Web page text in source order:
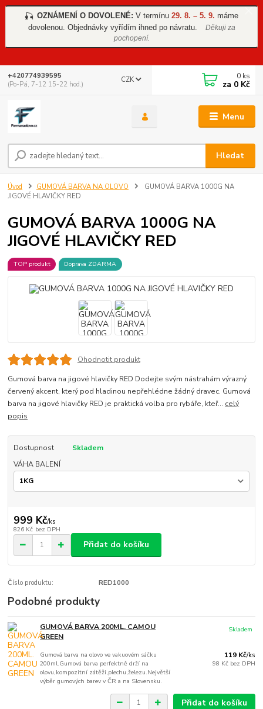
🎣 OZNÁMENÍ O DOVOLENÉ: V termínu 29. 8. – 5. 9. máme
dovolenou. Objednávky vyřídím ihned po návratu.
Děkuji za
pochopení.
Menu
CZK
Hledat
+420774939595
(Po-Pá, 7-12 15-22 hod.)
0 ks
za 0 Kč
Úvod GUMOVÁ BARVA NA OLOVO
GUMOVÁ BARVA 1000G NA
JIGOVÉ HLAVIČKY RED
GUMOVÁ BARVA 1000G NA
JIGOVÉ HLAVIČKY RED
TOP produkt Doprava ZDARMA
Ohodnotit produkt
Gumová barva na jigové hlavičky RED Dodejte svým nástrahám výrazný
červený akcent, který pod hladinou nepřehlédne žádný dravec. Gumová
barva na jigové hlavičky RED je praktická volba pro rybáře, kteř... celý
popis
Dostupnost
Skladem
VÁHA BALENÍ
999 Kč/ks
826 Kč bez DPH
Přidat do košíku
Číslo produktu: RED1000
Podobné produkty
GUMOVÁ BARVA 200ML. CAMOU
GREEN
Gumová barva na olovo ve vakuovém sáčku
200ml.Gumová barva perfektně drží na
olovu,kompozitní zátěži,plechu,železu.Největší
výběr gumových barev v ČR a na Slovensku.
119 Kč/ks
98 Kč bez DPH
Skladem
Přidat do košíku